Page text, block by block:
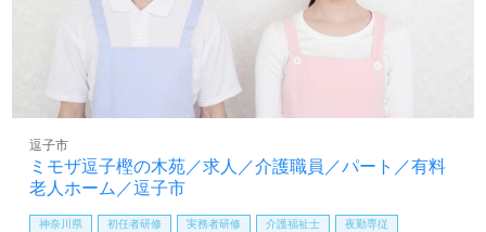
ミモザ逗子樫の木苑／求人／介護職員／パート／有料
老人ホーム／逗子市
逗子市
神奈川県 初任者研修 実務者研修 介護福祉士 夜勤専従